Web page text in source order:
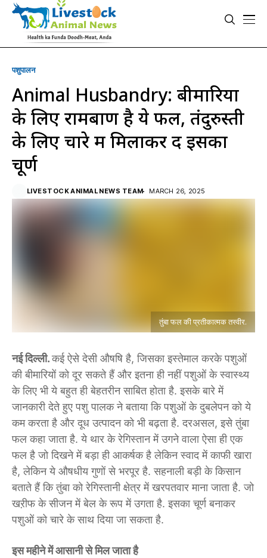
पशुपालन
Animal Husbandry: बीमारियों
के लिए रामबाण है ये फल, तंदुरुस्ती
के लिए चारे में मिलाकर दें इसका
चूर्ण
LIVESTOCK ANIMAL NEWS TEAM MARCH 26, 2025
तुंबा फल की प्रतीकात्मक तस्वीर.
नई दिल्ली.कई ऐसे देसी औषषि है, जिसका इस्तेमाल करके पशुओं
की बीमारियों को दूर सकते हैं और इतना ही नहीं पशुओं के स्वास्थ्य
के लिए भी ये बहुत ही बेहतरीन साबित होता है. इसके बारे में
जानकारी देते हुए पशु पालक ने बताया कि पशुओं के दुबलेपन को ये
कम करता है और दूध उत्पादन को भी बढ़ता है. दरअसल, इसे तुंबा
फल कहा जाता है. ये थार के रेगिस्तान में उगने वाला ऐसा ही एक
फल है जो दिखने में बड़ा ही आकर्षक है लेकिन स्वाद में काफी खारा
है, लेकिन ये औषधीय गुणों से भरपूर है. सहनाली बड़ी के किसान
बताते हैं कि तुंबा को रेगिस्तानी क्षेत्र में खरपतवार माना जाता है. जो
खऱीफ के सीजन में बेल के रूप में उगता है. इसका चूर्ण बनाकर
पशुओं को चारे के साथ दिया जा सकता है.
इस महीने में आसानी से मिल जाता है